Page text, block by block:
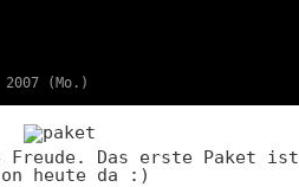
(Mo.)
Das erste Paket ist
heute da :)